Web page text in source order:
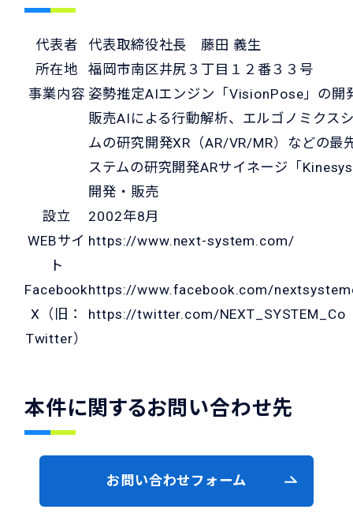
代表者
代表取締役社長 藤田 義生
所在地
福岡市南区井尻３丁目１２番３３号
事業内容 姿勢推定AIエンジン「VisionPose」の開
販売AIによる行動解析、エルゴノミクス
ムの研究開発XR（AR/VR/MR）などの最
ステムの研究開発ARサイネージ「
開発・販売
設立
2002年8月
WEBサイ
ト
https://www.next-system.com/
Facebookhttps://www.facebook.com/
X（旧：
Twitter）
https://twitter.com/NEXT_SYSTEM_Co
本件に関するお問い合わせ先
お問い合わせフォーム